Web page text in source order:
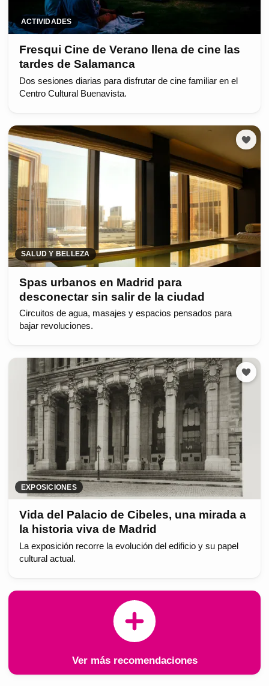
ACTIVIDADES
Fresqui Cine de Verano llena de cine las
tardes de Salamanca
Dos sesiones diarias para disfrutar de cine familiar en el
Centro Cultural Buenavista.
SALUD Y BELLEZA
Spas urbanos en Madrid para
desconectar sin salir de la ciudad
Circuitos de agua, masajes y espacios pensados para
bajar revoluciones.
EXPOSICIONES
Vida del Palacio de Cibeles, una mirada a
la historia viva de Madrid
La exposición recorre la evolución del edificio y su papel
cultural actual.
Ver más recomendaciones